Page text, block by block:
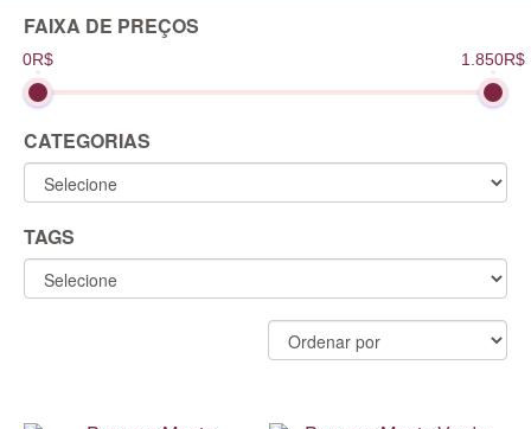
FAIXA DE PREÇOS
0R$ 1.850R$
CATEGORIAS
TAGS